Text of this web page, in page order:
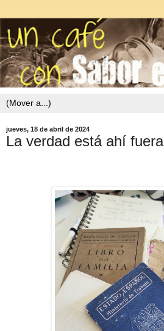
jueves, 18 de abril de 2024
La verdad está ahí fuera